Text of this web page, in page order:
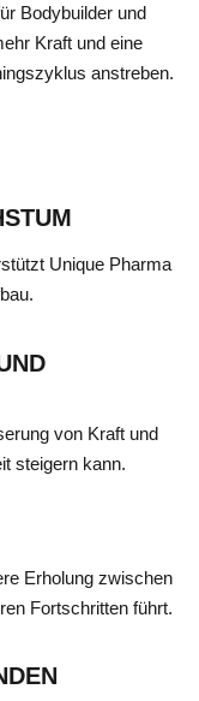
Bodybuilder und
Kraft und eine
anstreben.
Unique Pharma
von Kraft und
steigern kann.
Erholung zwischen
Fortschritten führt.